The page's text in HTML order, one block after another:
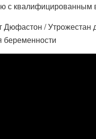
с квалифицированным
Дюфастон / Утрожестан
беременности